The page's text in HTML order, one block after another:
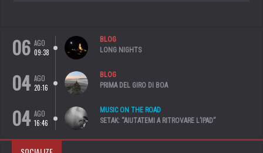
06 AGO
09:38
BLOG
LONG NIGHTS
04 AGO
20:16
BLOG
PRIMA DEL GIRO DI BOA
04 AGO
16:46
MUSIC ON THE ROAD
SETAK: “AIUTATEMI A RITROVARE L’IPAD”